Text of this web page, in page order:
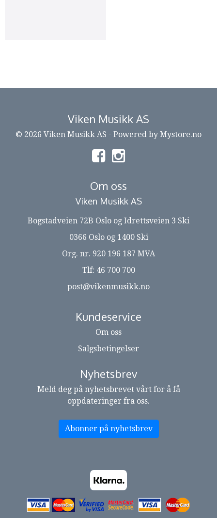
Viken Musikk AS
© 2026 Viken Musikk AS - Powered by Mystore.no
Om oss
Viken Musikk AS
Bogstadveien 72B Oslo og Idrettsveien 3 Ski
0366 Oslo og 1400 Ski
Org. nr. 920 196 187 MVA
Tlf: 46 700 700
post@vikenmusikk.no
Kundeservice
Om oss
Salgsbetingelser
Nyhetsbrev
Meld deg på nyhetsbrevet vårt for å få
oppdateringer fra oss.
Abonner på nyhetsbrev